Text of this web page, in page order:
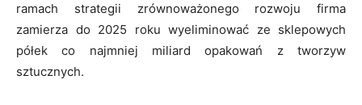
ramach strategii zrównoważonego rozwoju firma
zamierza do 2025 roku wyeliminować ze sklepowych
półek co najmniej miliard opakowań z tworzyw
sztucznych.